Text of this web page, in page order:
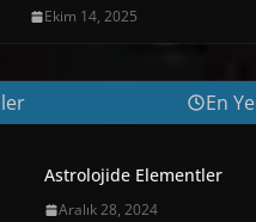
Ekim 14, 2025
En
Astrolojide Elementler
Aralık 28, 2024